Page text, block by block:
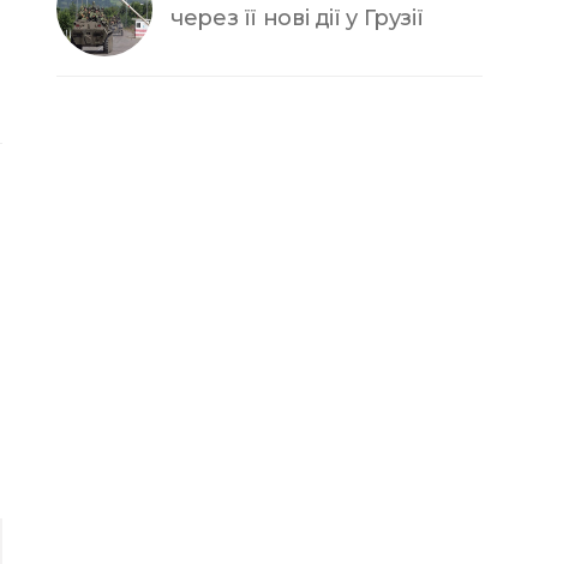
через її нові дії у Грузії